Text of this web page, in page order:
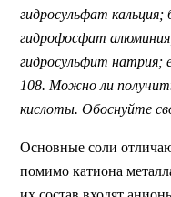
гидросульфат
гидрофосфат
гидросульфит натрия;
108. Можно ли
кислоты. Обоснуйте
Основные соли
помимо катиона